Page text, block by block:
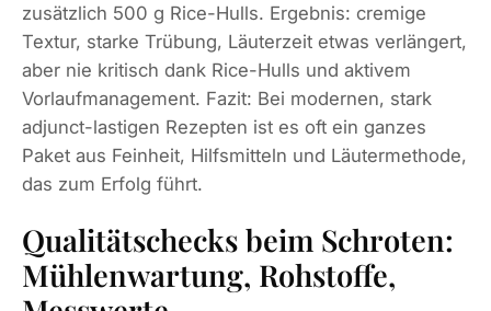
zusätzlich 500 g Rice-Hulls. Ergebnis: cremige
Textur, starke Trübung, Läuterzeit etwas verlängert,
aber nie kritisch dank Rice-Hulls und aktivem
Vorlaufmanagement. Fazit: Bei modernen, stark
adjunct-lastigen Rezepten ist es oft ein ganzes
Paket aus Feinheit, Hilfsmitteln und Läutermethode,
das zum Erfolg führt.
Qualitätschecks beim Schroten:
Mühlenwartung, Rohstoffe,